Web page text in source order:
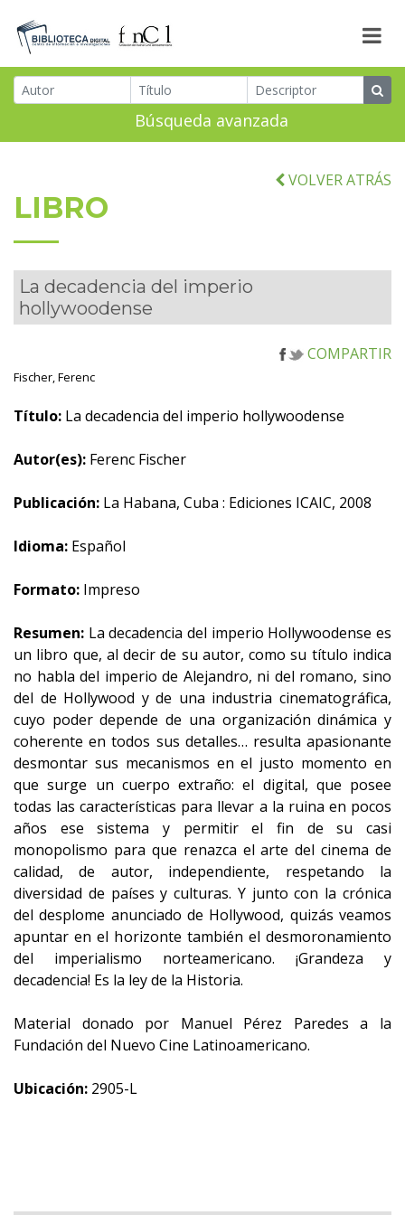
Búsqueda avanzada
VOLVER ATRÁS
LIBRO
La decadencia del imperio
hollywoodense
COMPARTIR
Fischer, Ferenc
Título: La decadencia del imperio hollywoodense
Autor(es): Ferenc Fischer
Publicación: La Habana, Cuba : Ediciones ICAIC, 2008
Idioma: Español
Formato: Impreso
Resumen: La decadencia del imperio Hollywoodense es
un libro que, al decir de su autor, como su título indica
no habla del imperio de Alejandro, ni del romano, sino
del de Hollywood y de una industria cinematográfica,
cuyo poder depende de una organización dinámica y
coherente en todos sus detalles… resulta apasionante
desmontar sus mecanismos en el justo momento en
que surge un cuerpo extraño: el digital, que posee
todas las características para llevar a la ruina en pocos
años ese sistema y permitir el fin de su casi
monopolismo para que renazca el arte del cinema de
calidad, de autor, independiente, respetando la
diversidad de países y culturas. Y junto con la crónica
del desplome anunciado de Hollywood, quizás veamos
apuntar en el horizonte también el desmoronamiento
del imperialismo norteamericano. ¡Grandeza y
decadencia! Es la ley de la Historia.
Material donado por Manuel Pérez Paredes a la
Fundación del Nuevo Cine Latinoamericano.
Ubicación: 2905-L